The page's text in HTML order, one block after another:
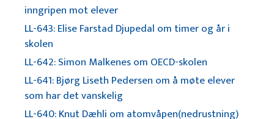
inngripen mot elever
LL-643: Elise Farstad Djupedal om timer og år i
skolen
LL-642: Simon Malkenes om OECD-skolen
LL-641: Bjørg Liseth Pedersen om å møte elever
som har det vanskelig
LL-640: Knut Dæhli om atomvåpen(nedrustning)